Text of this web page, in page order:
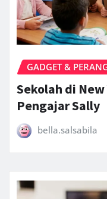
GADGET &
Sekolah di
Pengajar Sally
bella.salsabila